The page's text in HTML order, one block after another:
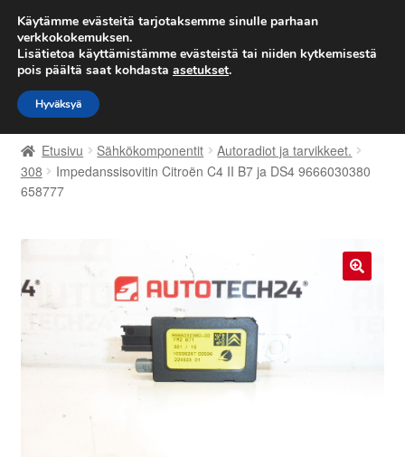
TOIMITUS alkaen 7 EUR
Siirry
navigointiin
Siirry
sisältöön
Etusivu
Kärry
Maailmanlaajuinen toimitus
Maksut
Etusivu Sähkökomponentit
Autoradiot ja tarvikkeet.
308
Impedanssisovitin Citroën C4 II B7 ja DS4 9666030380
658777
Käytämme evästeitä tarjotaksemme sinulle parhaan
verkkokokemuksen.
Lisätietoa käyttämistämme evästeistä tai niiden kytkemisestä
pois päältä saat kohdasta asetukset.
Hyväksyä